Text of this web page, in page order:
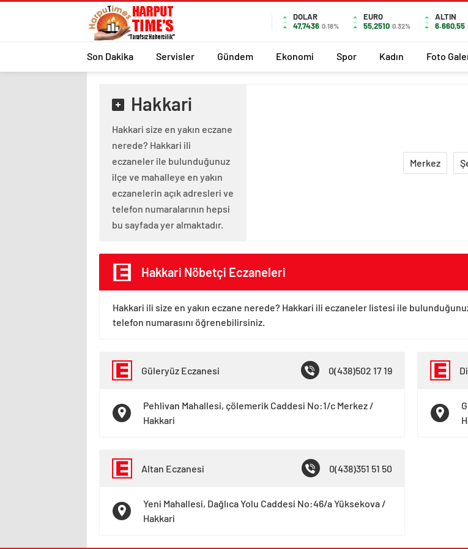
DOLAR
47,7436 0.18%
EURO
55,2510 0.32%
ALTIN
6.660,55
Son Dakika Servisler Gündem Ekonomi Spor Kadın Foto
Hakkari
Hakkari size en yakın eczane
nerede? Hakkari ili
eczaneler ile bulunduğunuz
ilçe ve mahalleye en yakın
eczanelerin açık adresleri ve
telefon numaralarının hepsi
bu sayfada yer almaktadır.
Merkez
Hakkari Nöbetçi Eczaneleri
Hakkari ili size en yakın eczane nerede? Hakkari ili eczaneler listesi ile
telefon numarasını öğrenebilirsiniz.
Güleryüz Eczanesi 0(438)502 17 19
Pehlivan Mahallesi, çölemerik Caddesi No:1/c Merkez /
Hakkari
Altan Eczanesi 0(438)351 51 50
Yeni Mahallesi, Dağlıca Yolu Caddesi No:46/a Yüksekova /
Hakkari